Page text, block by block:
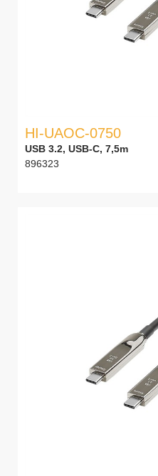
HI-UAOC-0750
USB 3.2, USB-C, 7,5m
896323